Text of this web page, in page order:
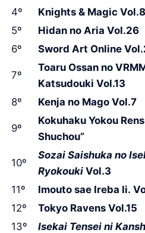
4º Knights & Magic Vol.8
5º
Hidan no Aria Vol.26
6º
Sword Art Online
7º
Toaru Ossan no
Katsudouki Vol.13
8º Kenja no Mago Vol.7
9º
Kokuhaku Yokou
Shuchou”
10º
Sozai Saishuka no
Ryokouki Vol.3
11º Imouto sae Ireba Ii.
12º
Tokyo Ravens Vol.15
13º
Isekai Tensei ni